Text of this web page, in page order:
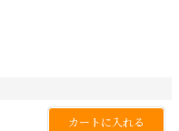
カートに入れる